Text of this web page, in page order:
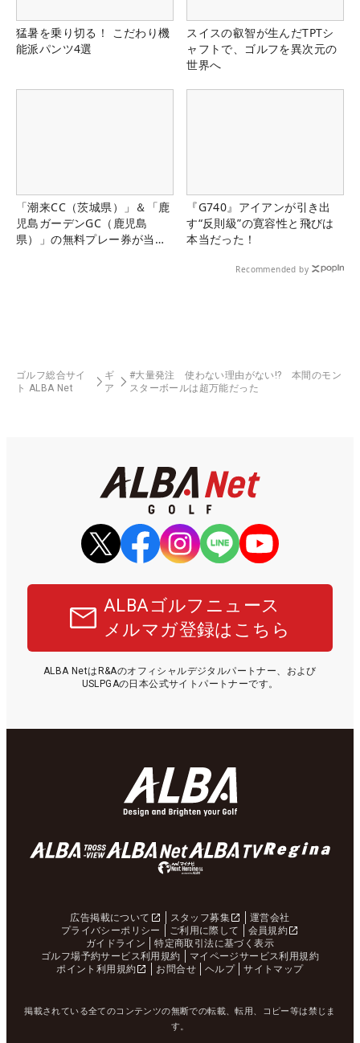
猛暑を乗り切る！ こだわり機
能派パンツ4選
スイスの叡智が生んだTPTシ
ャフトで、ゴルフを異次元の
世界へ
「潮来CC（茨城県）」＆「鹿
児島ガーデンGC（鹿児島
県）」の無料プレー券が当た
『G740』アイアンが引き出
す“反則級”の寛容性と飛びは
本当だった！
Recommended by
ゴルフ総合サイ
ト ALBA Net
ギ
ア
#大量発注 使わない理由がない!? 本間のモン
スターボールは超万能だった
ALBAゴルフニュース
メルマガ登録はこちら
ALBA NetはR&Aのオフィシャルデジタルパートナー、および
USLPGAの日本公式サイトパートナーです。
広告掲載について スタッフ募集
運営会社
プライバシーポリシー
ご利用に際して
会員規約
ガイドライン
特定商取引法に基づく表示
ゴルフ場予約サービス利用規約
マイページサービス利用規約
ポイント利用規約
お問合せ ヘルプ サイトマップ
掲載されている全てのコンテンツの無断での転載、転用、コピー等は禁じま
す。